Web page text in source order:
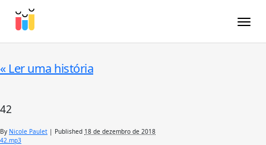
« Ler uma história
42
By Nicole Paulet | Published 18 de dezembro de 2018
42.mp3